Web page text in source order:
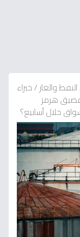
النفط والغاز /خبراء
هرمز